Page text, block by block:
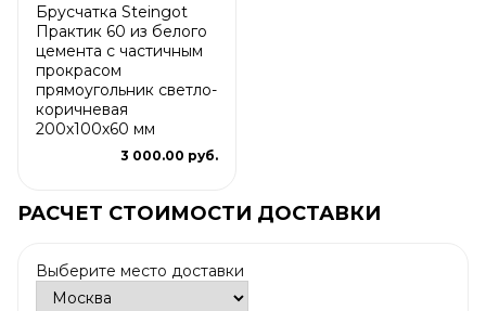
Брусчатка Steingot
Практик 60 из белого
цемента с частичным
прокрасом
прямоугольник светло-
коричневая
200х100х60 мм
3 000.00 руб.
РАСЧЕТ СТОИМОСТИ ДОСТАВКИ
Выберите место доставки